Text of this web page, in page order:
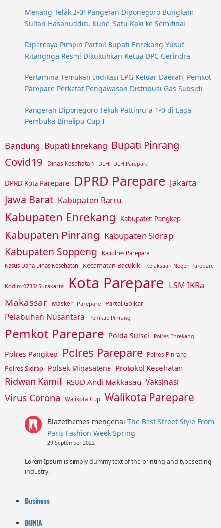
Menang Telak 2-0! Pangeran Diponegoro Bungkam
Sultan Hasanuddin, Kunci Satu Kaki ke Semifinal
Dipercaya Pimpin Partai! Bupati Enrekang Yusuf
Ritangnga Resmi Dikukuhkan Ketua DPC Gerindra
Pertamina Temukan Indikasi LPG Keluar Daerah, Pemkot
Parepare Perketat Pengawasan Distribusi Gas Subsidi
Pangeran Diponegoro Tekuk Pattimura 1-0 di Laga
Pembuka Binalipu Cup I
Bandung Bupati Enrekang Bupati Pinrang
Covid19 Dinas Kesehatan DLH DLH Parepare
DPRD Kota Parepare DPRD Parepare Jakarta
Jawa Barat Kabupaten Barru
Kabupaten Enrekang Kabupaten Pangkep
Kabupaten Pinrang Kabupaten Sidrap
Kabupaten Soppeng
Kapolres Parepare
Kasus Dana Dinas Kesehatan
Kecamatan Bacukiki Kejaksaan Negeri Parepare
Kodim 0735/ Surakarta Kota Parepare LSM IKRa
Makassar Masker Parepare Partai Golkar
Pelabuhan Nusantara Pemkab Pinrang
Pemkot Parepare Polda Sulsel Polres Enrekang
Polres Pangkep Polres Parepare Polres Pinrang
Polres Sidrap Polsek Minasatene Protokol Kesehatan
Ridwan Kamil RSUD Andi Makkasau Vaksinasi
Virus Corona Walikota Cup Walikota Parepare
Blazethemes mengenai The Best Street Style From
Paris Fashion Week Spring
29 September 2022
Lorem Ipsum is simply dummy text of the printing and typesetting
industry.
Business
DUNIA